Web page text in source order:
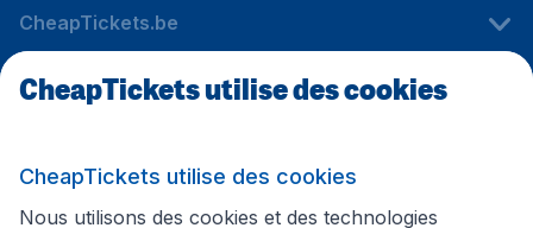
CheapTickets.be
Sites internationaux
Suivez CheapTickets.be
CheapTickets utilise des cookies
CheapTickets utilise des cookies
Nous utilisons des cookies et des technologies